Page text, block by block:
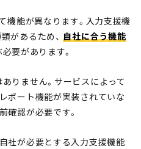
機能が異なります。入力支援機
があるため、自社に合う機能
要があります。
りません。サービスによって
ポート機能が実装されていな
確認が必要です。
社が必要とする入力支援機能